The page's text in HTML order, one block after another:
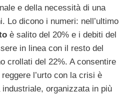
e della necessità di una
Lo dicono i numeri: nell’ultimo
è salito del 20% e i debiti del
in linea con il resto del
crollati del 22%. A consentire
l’urto con la crisi è
organizzata in più